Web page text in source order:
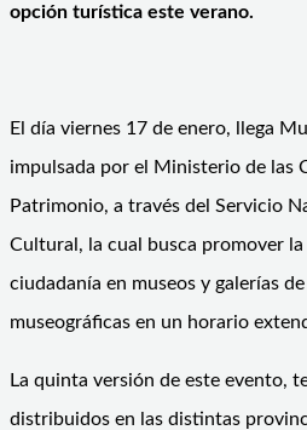
opción turística este verano.
El día viernes 17 de enero, llega
impulsada por el Ministerio de las
Patrimonio, a través del Servicio
Cultural, la cual busca promover
ciudadanía en museos y galerías
museográficas en un horario
La quinta versión de este evento,
distribuidos en las distintas